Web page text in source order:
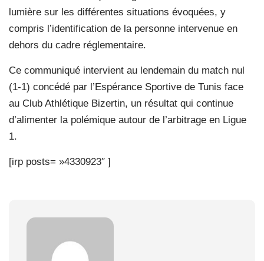
lumière sur les différentes situations évoquées, y
compris l’identification de la personne intervenue en
dehors du cadre réglementaire.
Ce communiqué intervient au lendemain du match nul
(1-1) concédé par l’Espérance Sportive de Tunis face
au Club Athlétique Bizertin, un résultat qui continue
d’alimenter la polémique autour de l’arbitrage en Ligue
1.
[irp posts= »4330923″ ]